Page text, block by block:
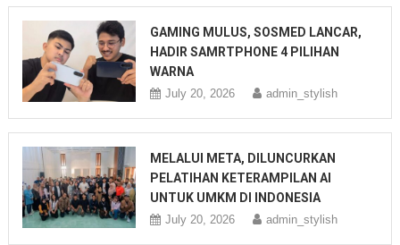
GAMING MULUS, SOSMED LANCAR,
HADIR SAMRTPHONE 4 PILIHAN
WARNA
July 20, 2026 admin_stylish
MELALUI META, DILUNCURKAN
PELATIHAN KETERAMPILAN AI
UNTUK UMKM DI INDONESIA
July 20, 2026 admin_stylish